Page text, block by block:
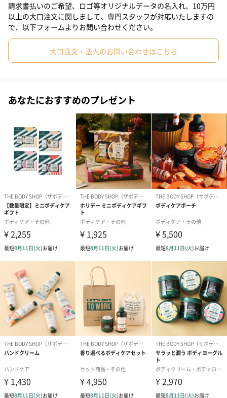
＜ボディシャンプー＞シャワージェル 250ml
お肌のうるおいを守りながら豊かな泡立ちでやさしくすっきりと
香りが広がり、バスタイムが楽しくなります。
っかりうるおう、ヨーグルトのようなテクスチャーです。
いうるおいのある肌へ導きます。
＜ハンドクリーム＞ハンドクリーム 30ml
さらっとなじみ、ベタつきにくい使用感です。
しっとりソフトな手肌に整えます。
＜グッズ＞ミニバスリリー ラミー
素早く、豊かな泡が立つバスリリー。
豊かな泡立ちで、気持ちよく体を洗うことができます。
使用後も乾きやすい優れモノです。
3種類からお選びいただけます
ピンクグレープフルーツ
はじけるような爽やかなピンクグレープフルーツの香りで、ボデ
ィをすみずみまでお手入れできるギフトです。
ブリティッシュローズ
#50代 #60代 #70代 #80代 #90代
請求書払いのご希望、ロゴ等オリジナルデータの名入れ、10万円
以上の大口注文に関しまして、専門スタッフが対応いたしますの
で、以下フォームよりお問い合わせください。
大口注文・法人のお問い合わせはこちら
あなたにおすすめのプレゼント